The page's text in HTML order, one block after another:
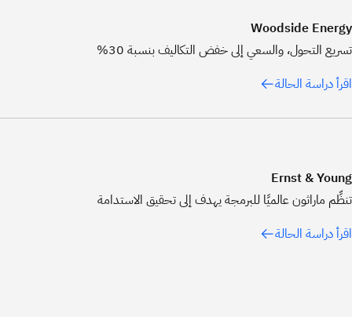
Woodside Energy
تسريع التحول، والسعي إلى خفض التكاليف بنسبة 30%
اقرأ دراسة الحالة
Ernst & Young
تنظِّم ماراثون عالميًا للبرمجة يهدف إلى تحقيق الاستدامة
اقرأ دراسة الحالة